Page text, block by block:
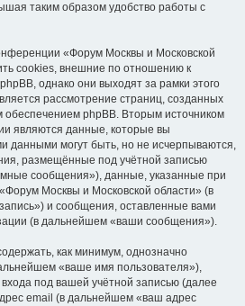
таким образом удобство работы с
«Форум Москвы и Московской
cookies, внешние по отношению к
однако они выходят за рамки этого
рассмотрение страниц, созданных
phpBB. Вторым источником
являются данные, которые вы
данными могут быть, но не исчерпываются,
размещённые под учётной записью
сообщения»), данные, указанные при
Москвы и Московской области» (в
и сообщения, оставленные вами
(в дальнейшем «ваши сообщения»).
как минимум, однозначно
«ваше имя пользователя»),
под вашей учётной записью (далее
email (в дальнейшем «ваш адрес